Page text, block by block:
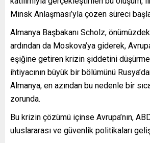
Minsk Anlaşması’yla çözen süreci
Almanya Başbakanı Scholz,
ardından da Moskova’ya giderek,
eşiğine getiren krizin şiddetini
ihtiyacının büyük bir bölümünü
Almanya, en azından bu nedenle bir
zorunda.
Bu krizin çözümü içinse Avrupa’nın,
uluslararası ve güvenlik politikaları